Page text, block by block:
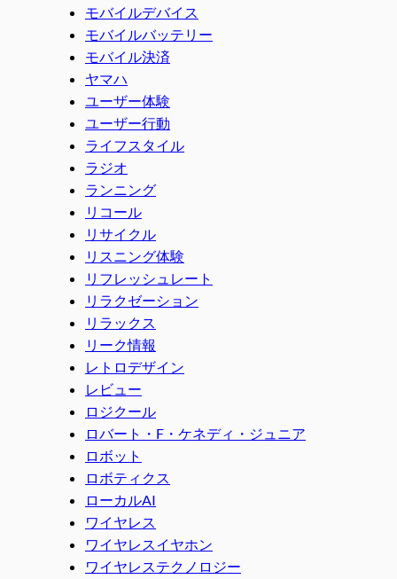
モバイルデバイス
モバイルバッテリー
モバイル決済
ヤマハ
ユーザー体験
ユーザー行動
ライフスタイル
ラジオ
ランニング
リコール
リサイクル
リスニング体験
リフレッシュレート
リラクゼーション
リラックス
リーク情報
レトロデザイン
レビュー
ロジクール
ロバート・F・ケネディ・ジュニア
ロボット
ロボティクス
ローカルAI
ワイヤレス
ワイヤレスイヤホン
ワイヤレステクノロジー